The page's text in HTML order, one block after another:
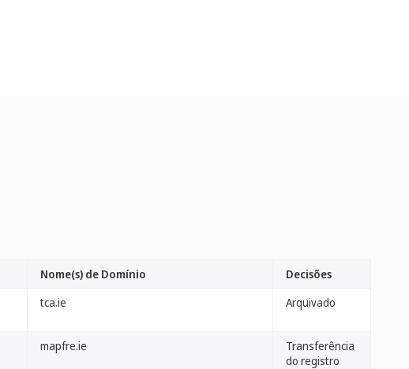
Nome(s) de Domínio
Decisões
tca.ie Arquivado
mapfre.ie
Transferência
do registro